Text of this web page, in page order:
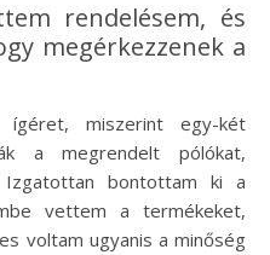
rendelésem, és
megérkezzenek a
miszerint egy-két
a megrendelt pólókat,
bontottam ki a
vettem a termékeket,
voltam ugyanis a minőség